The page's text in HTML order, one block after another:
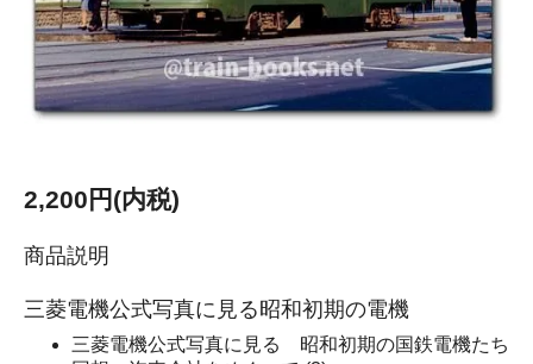
2,200円(内税)
商品説明
三菱電機公式写真に見る昭和初期の電機
三菱電機公式写真に見る 昭和初期の国鉄電機たち